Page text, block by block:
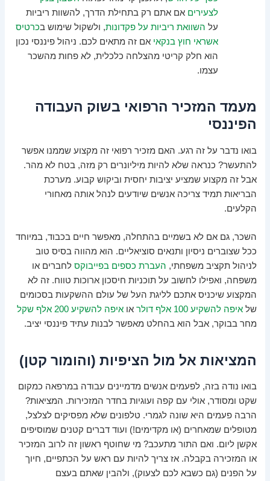
לצעירים אם אתם רק בתחילת הדרך, להשוות ריביות
על השוואת ריביות על פקדונות, ולשקול שימוש בכרטיס
אשראי חוץ בנקאי אם זה מתאים לכם. ניהול פיננסי נכון
הוא חלק קריטי מהצלחה כלכלית, לא פחות מהשכר
עצמו.
מעמד המזכיר הרפואי בשוק העבודה
הפיננסי
בואו נדבר על זה רגע. האם מזכיר רפואי זה מקצוע שממנו אפשר
להתעשר? כנראה שלא להיות מיליונרים רק מזה, בטח לא מהר.
אבל זה מקצוע שמציע יציבות יחסית וביקוש קבוע. מערכת
הבריאות תמיד צריכה אנשים שיודעים לנהל אותה מאחורי
הקלעים.
השכר, גם אם לא בשמיים בהתחלה, מאפשר חיים בכבוד, במיוחד
ככל שצוברים ניסיון ותנאים סוציאליים. הוא מהווה בסיס טוב
לניהול תקציב משפחתי, העברת כספים בפייבוקס לחברים או
משפחה, ואפילו לחשוב על תוכניות חיסכון ארוכות טווח. זה לא
המקצוע שיכניס אתכם לליגת העל של עולם ההשקעות בסכומים
שלאיפה להשקיע 100 אלף דולר אואיפה להשקיע 200 אלף שקל
מחר בבוקר, אבל הוא בהחלט מאפשר לבנות עתיד פיננסי יציב.
המציאות אל מול הציפיות (והומור קטן)
בואו נודה בזה, לפעמים אנשים מדמיינים עבודה במרפאה כמקום
שקט ומסודר, אולי עם קפה ועוגיות בחדר המזכירות. המציאות?
הרבה פעמים היא שונה לגמרי. טלפונים שלא מפסיקים לצלצל,
מטופלים שמאחרים (או מקדימים!) ועוד דברים קטנים שמוסיפים
אקשן ליום. ואם התור מתעכב? מי שחוטף ראשון זה לרוב המזכיר
או המזכירה בקבלה. אז צריך להיות עם ראש על הכתפיים, חיוך
על הפנים (גם כשבא לכם לצעוק), ולהבין שאתם בעצם